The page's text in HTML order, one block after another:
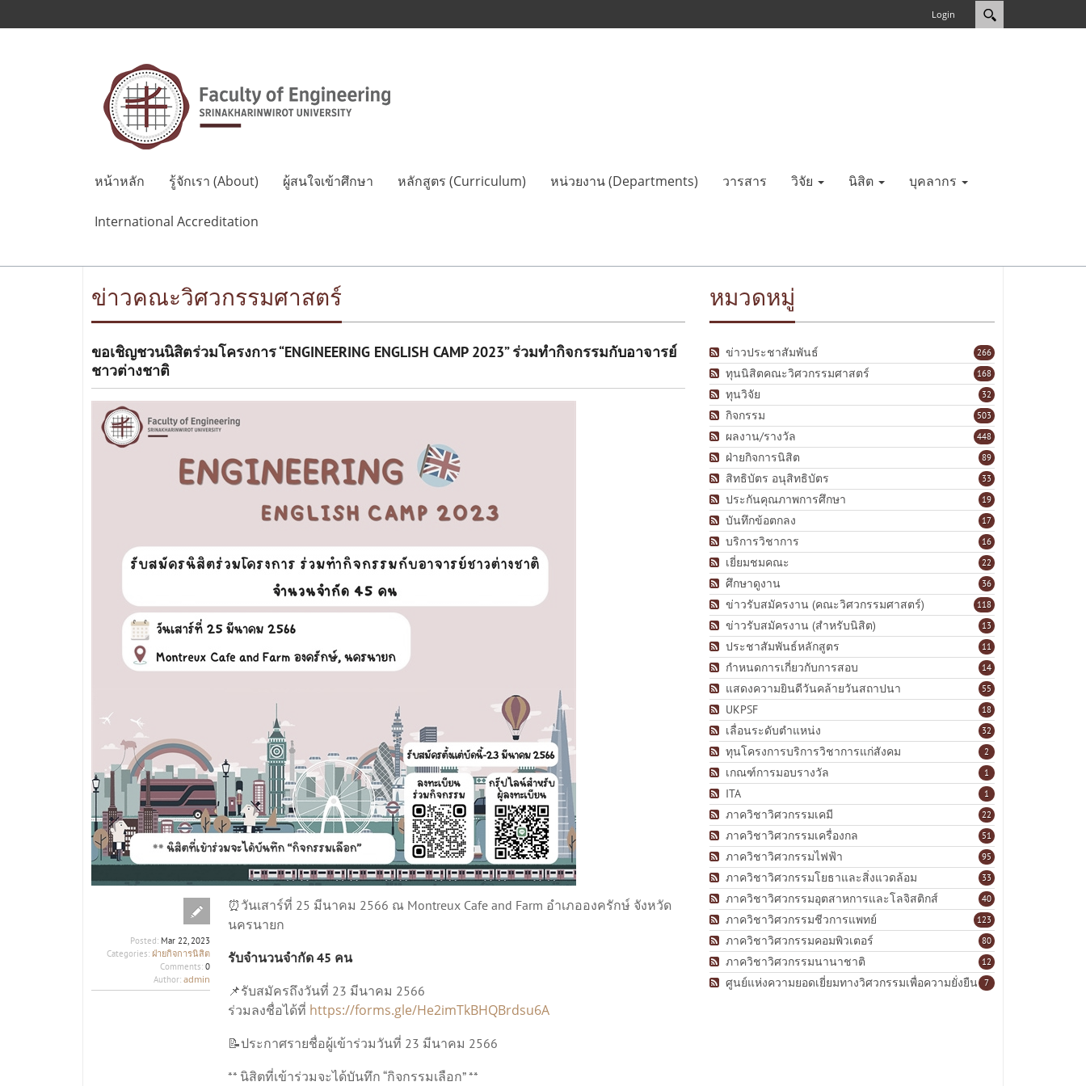
Login
หน้าหลัก รู้จักเรา (About) ผู้สนใจเข้าศึกษา หลักสูตร (Curriculum) หน่วยงาน (Departments) วารสาร วิจัย นิสิต บุคลากร
International Accreditation
ข่าวคณะวิศวกรรมศาสตร์
ขอเชิญชวนนิสิตร่วมโครงการ “ENGINEERING ENGLISH CAMP 2023” ร่วมทำกิจกรรมกับอาจารย์
ชาวต่างชาติ
Posted: Mar 22, 2023
Categories:ฝ่ายกิจการนิสิต
Comments:0
Author:admin
⏰วันเสาร์ที่ 25 มีนาคม 2566 ณ Montreux Cafe and Farm อำเภอองครักษ์ จังหวัด
นครนายก
รับจำนวนจำกัด 45 คน
📌รับสมัครถึงวันที่ 23 มีนาคม 2566
ร่วมลงชื่อได้ที่ https://forms.gle/He2imTkBHQBrdsu6A
📝ประกาศรายชื่อผู้เข้าร่วมวันที่ 23 มีนาคม 2566
** นิสิตที่เข้าร่วมจะได้บันทึก “กิจกรรมเลือก” **
หมวดหมู่
266
ข่าวประชาสัมพันธ์
168
ทุนนิสิตคณะวิศวกรรมศาสตร์
32
ทุนวิจัย
503
กิจกรรม
448
ผลงาน/รางวัล
89
ฝ่ายกิจการนิสิต
33
สิทธิบัตร อนุสิทธิบัตร
19
ประกันคุณภาพการศึกษา
17
บันทึกข้อตกลง
16
บริการวิชาการ
22
เยี่ยมชมคณะ
36
ศึกษาดูงาน
118
ข่าวรับสมัครงาน (คณะวิศวกรรมศาสตร์)
13
ข่าวรับสมัครงาน (สำหรับนิสิต)
11
ประชาสัมพันธ์หลักสูตร
14
กำหนดการเกี่ยวกับการสอบ
55
แสดงความยินดีวันคล้ายวันสถาปนา
18
UKPSF
32
เลื่อนระดับตำแหน่ง
2
ทุนโครงการบริการวิชาการแก่สังคม
1
เกณฑ์การมอบรางวัล
1
ITA
22
ภาควิชาวิศวกรรมเคมี
51
ภาควิชาวิศวกรรมเครื่องกล
95
ภาควิชาวิศวกรรมไฟฟ้า
33
ภาควิชาวิศวกรรมโยธาและสิ่งแวดล้อม
40
ภาควิชาวิศวกรรมอุตสาหการและโลจิสติกส์
123
ภาควิชาวิศวกรรมชีวการแพทย์
80
ภาควิชาวิศวกรรมคอมพิวเตอร์
12
ภาควิชาวิศวกรรมนานาชาติ
7
ศูนย์แห่งความยอดเยี่ยมทางวิศวกรรมเพื่อความยั่งยืน